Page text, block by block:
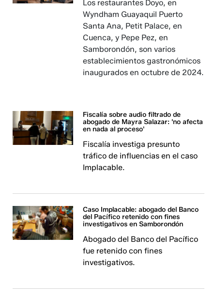
Los restaurantes Doyo, en
Wyndham Guayaquil Puerto
Santa Ana, Petit Palace, en
Cuenca, y Pepe Pez, en
Samborondón, son varios
establecimientos gastronómicos
inaugurados en octubre de 2024.
Fiscalía sobre audio filtrado de
abogado de Mayra Salazar: 'no afecta
en nada al proceso'
Fiscalía investiga presunto
tráfico de influencias en el caso
Implacable.
Caso Implacable: abogado del Banco
del Pacífico retenido con fines
investigativos en Samborondón
Abogado del Banco del Pacífico
fue retenido con fines
investigativos.